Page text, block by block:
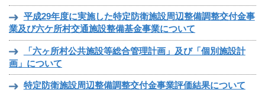
平成29年度に実施した特定防衛施設周辺整備調整交付金事
業及び六ケ所村交通施設整備基金事業について
「六ヶ所村公共施設等総合管理計画」及び「個別施設計
画」について
特定防衛施設周辺整備調整交付金事業評価結果について